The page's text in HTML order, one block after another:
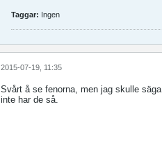
Taggar: Ingen
2015-07-19, 11:35
Svårt å se fenorna, men jag skulle säga
inte har de så.